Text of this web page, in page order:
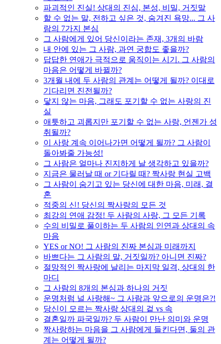
파괴적인 진실! 상대의 진심, 본성, 비밀, 거짓말
할 수 없는 말, 전하고 싶은 것, 숨겨진 욕망... 그 사
람의 7가지 본심
그 사람에게 있어 당신이라는 존재, 3개의 바람
내 안에 있는 그 사람, 과연 궁합도 좋을까?
답답한 연애가 극적으로 움직이는 시기. 그 사람의
마음은 어떻게 바뀔까?
3개월 내에 두 사람의 관계는 어떻게 될까? 이대로
기다리면 진전될까?
닿지 않는 마음, 그래도 포기할 수 없는 사랑의 진
실
애틋하고 괴롭지만 포기할 수 없는 사랑, 언젠가 성
취될까?
이 사랑 계속 이어나가면 어떻게 될까? 그 사람이
돌아봐줄 가능성!
그 사람은 얼마나 진지하게 날 생각하고 있을까?
지금은 물러날 때 or 기다릴 때? 짝사랑 현실 고백
그 사람이 숨기고 있는 당신에 대한 마음, 미래, 결
혼
적중의 신! 당신의 짝사랑의 모든 것
최강의 연애 감정! 두 사람의 사랑, 그 모든 기록
수의 비밀로 풀이하는 두 사람의 인연과 상대의 속
마음
YES or NO! 그 사람의 진짜 본심과 미래까지
바쁘다는 그 사람의 말, 거짓일까? 아니면 진짜?
절망적인 짝사랑에 날리는 마지막 일격, 상대의 한
마디
그 사람의 8개의 본심과 하나의 거짓
운명처럼 널 사랑해~ 그 사람과 앞으로의 운명은?!
당신이 모르는 짝사랑 상대의 겉 vs 속
결혼일까 파국일까? 두 사람이 만난 의미와 운명
짝사랑하는 마음을 그 사람에게 들킨다면, 둘의 관
계는 어떻게 될까?